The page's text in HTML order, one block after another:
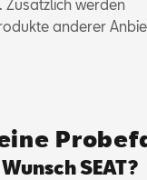
Zusätzlich werden
anderer
SEAT?